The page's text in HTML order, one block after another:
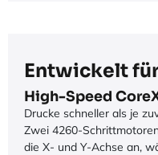
Entwickelt
High-Speed
Drucke schneller als je
Zwei 4260-
die X- und Y-Achse an,